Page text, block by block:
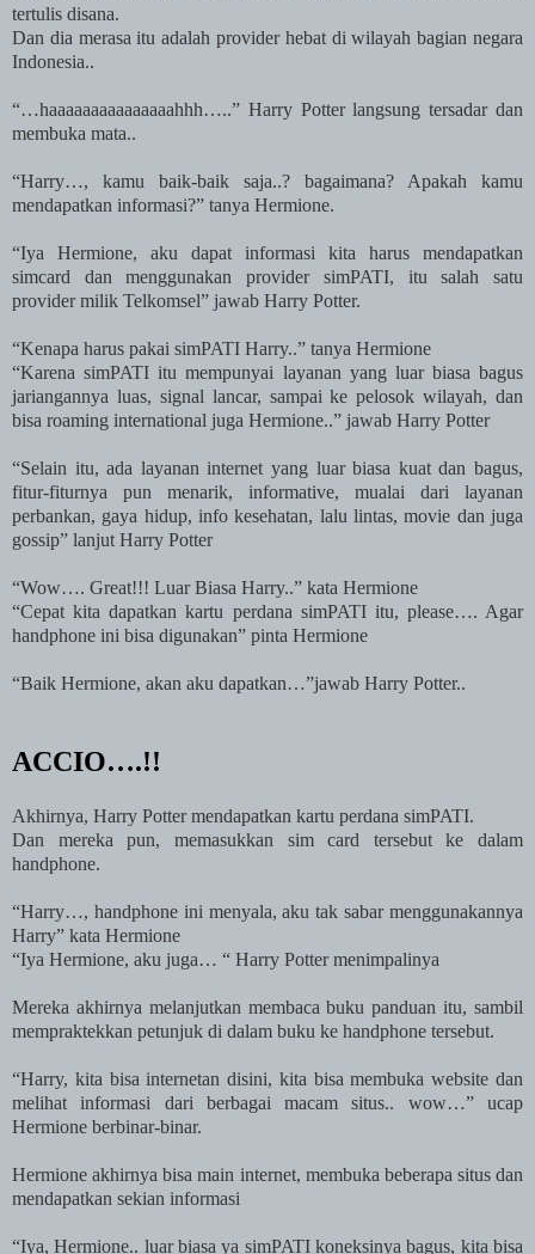
tertulis disana.
Dan dia merasa itu adalah provider hebat di wilayah bagian negara
Indonesia..
“…haaaaaaaaaaaaaaahhh…..” Harry Potter langsung tersadar dan
membuka mata..
“Harry…, kamu baik-baik saja..? bagaimana? Apakah kamu
mendapatkan informasi?” tanya Hermione.
“Iya Hermione, aku dapat informasi kita harus mendapatkan
simcard dan menggunakan provider simPATI, itu salah satu
provider milik Telkomsel” jawab Harry Potter.
“Kenapa harus pakai simPATI Harry..” tanya Hermione
“Karena simPATI itu mempunyai layanan yang luar biasa bagus
jariangannya luas, signal lancar, sampai ke pelosok wilayah, dan
bisa roaming international juga Hermione..” jawab Harry Potter
“Selain itu, ada layanan internet yang luar biasa kuat dan bagus,
fitur-fiturnya pun menarik, informative, mualai dari layanan
perbankan, gaya hidup, info kesehatan, lalu lintas, movie dan juga
gossip” lanjut Harry Potter
“Wow…. Great!!! Luar Biasa Harry..” kata Hermione
“Cepat kita dapatkan kartu perdana simPATI itu, please…. Agar
handphone ini bisa digunakan” pinta Hermione
“Baik Hermione, akan aku dapatkan…”jawab Harry Potter..
ACCIO….!!
Akhirnya, Harry Potter mendapatkan kartu perdana simPATI.
Dan mereka pun, memasukkan sim card tersebut ke dalam
handphone.
“Harry…, handphone ini menyala, aku tak sabar menggunakannya
Harry” kata Hermione
“Iya Hermione, aku juga… “ Harry Potter menimpalinya
Mereka akhirnya melanjutkan membaca buku panduan itu, sambil
mempraktekkan petunjuk di dalam buku ke handphone tersebut.
“Harry, kita bisa internetan disini, kita bisa membuka website dan
melihat informasi dari berbagai macam situs.. wow…” ucap
Hermione berbinar-binar.
Hermione akhirnya bisa main internet, membuka beberapa situs dan
mendapatkan sekian informasi
“Iya, Hermione.. luar biasa ya simPATI koneksinya bagus, kita bisa